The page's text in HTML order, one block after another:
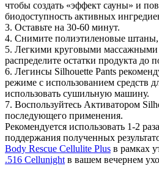
чтобы создать «эффект сауны» и
биодоступность активных
3. Оставьте на 30-60 минут.
4. Снимите полиэтиленовые штаны,
5. Легкими круговыми
распределите остатки продукта до
6. Легинсы Silhouette Pants
режиме с использованием средств
использовать сушильную машину.
7. Воспользуйтесь Активатором
последующего применения.
Рекомендуется использовать 1-2
поддержания полученных
Body Rescue Cellulite Plus в рамках
.516 Cellunight в вашем вечернем